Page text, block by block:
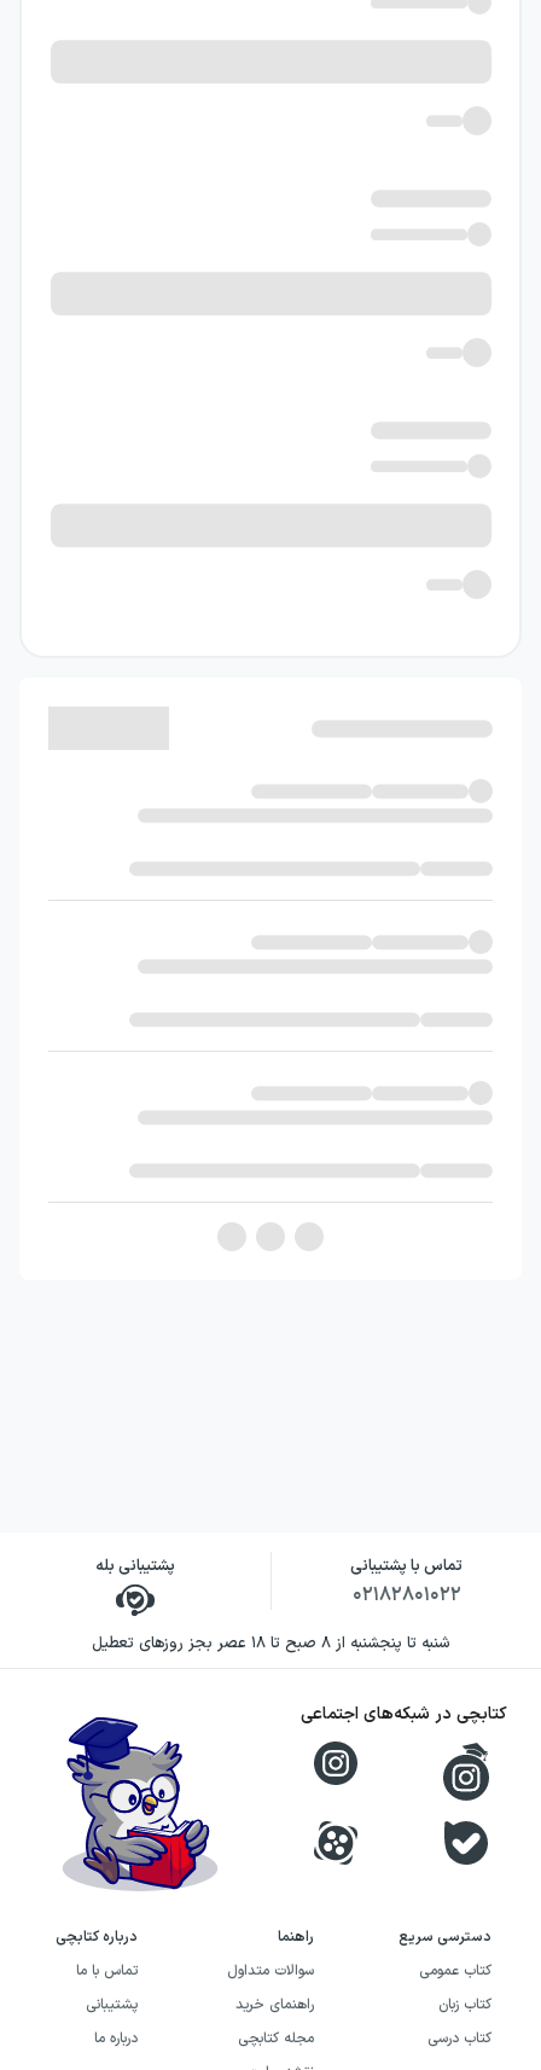
تماس با پشتیبانی
۰۲۱۸۲۸۰۱۰۲۲
پشتیبانی بله
شنبه تا پنجشنبه از ۸ صبح تا ۱۸ عصر بجز روزهای تعطیل
دسترسی سریع
کتاب عمومی
کتاب زبان
کتاب درسی
راهنما
سوالات متداول
راهنمای خرید
مجله کتابچی
درباره کتابچی
تماس با ما
پشتیبانی
درباره ما
کتابچی در شبکه‌های اجتماعی